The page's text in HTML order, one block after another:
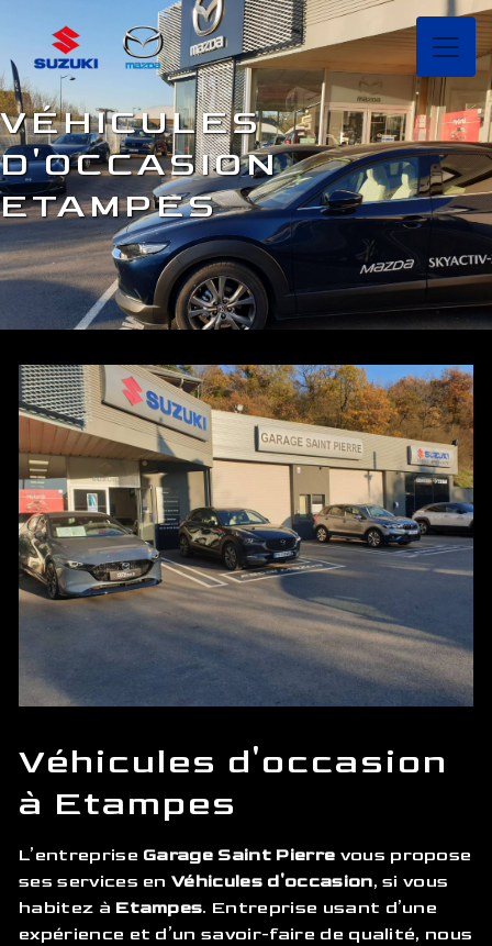
Panneau de gestion des cookies
VÉHICULES
D'OCCASION
ETAMPES
Véhicules d'occasion
à Etampes
L’entreprise Garage Saint Pierre vous propose
ses services enVéhicules d'occasion, si vous
habitez à Etampes. Entreprise usant d’une
expérience et d’un savoir-faire de qualité, nous